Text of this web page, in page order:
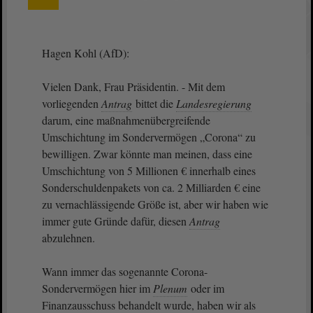
Hagen Kohl (AfD):
Vielen Dank, Frau Präsidentin. - Mit dem
vorliegenden Antrag bittet die Landesregierung
darum, eine maßnahmenübergreifende
Umschichtung im Sondervermögen „Corona“ zu
bewilligen. Zwar könnte man meinen, dass eine
Umschichtung von 5 Millionen € innerhalb eines
Sonderschuldenpakets von ca. 2 Milliarden € eine
zu vernachlässigende Größe ist, aber wir haben wie
immer gute Gründe dafür, diesen Antrag
abzulehnen.
Wann immer das sogenannte Corona-
Sondervermögen hier im Plenum oder im
Finanzausschuss behandelt wurde, haben wir als